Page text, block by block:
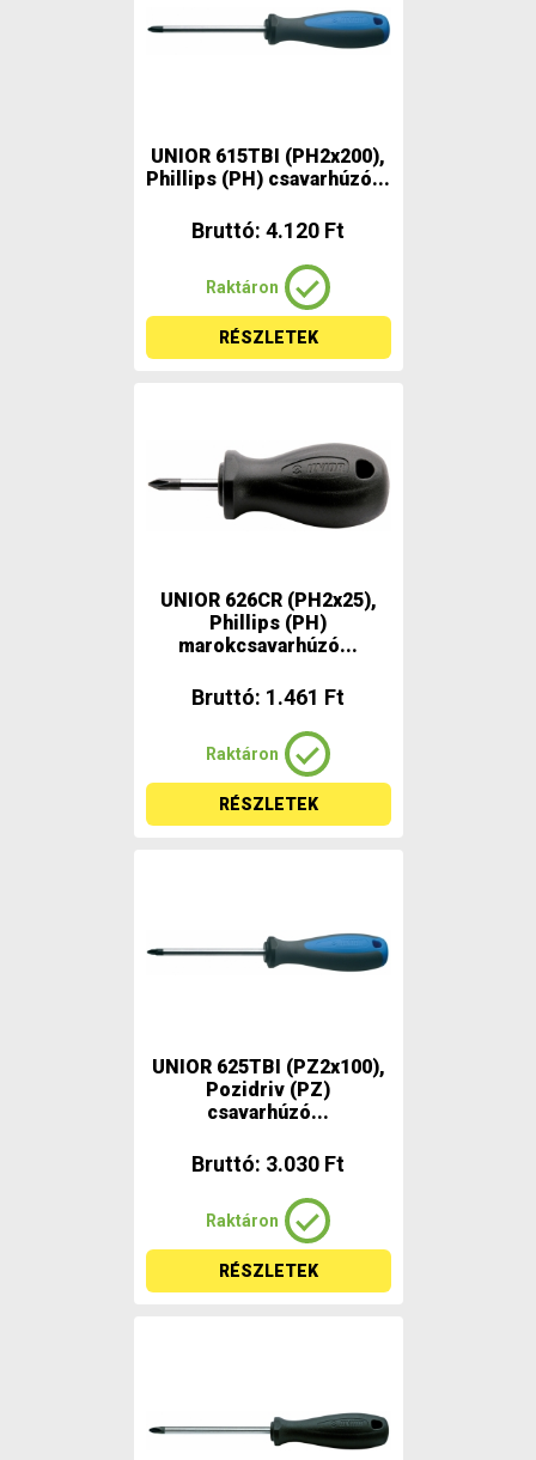
UNIOR 615TBI (PH2x200),
Phillips (PH) csavarhúzó...
Bruttó: 4.120 Ft
Raktáron
RÉSZLETEK
UNIOR 626CR (PH2x25),
Phillips (PH)
marokcsavarhúzó...
Bruttó: 1.461 Ft
Raktáron
RÉSZLETEK
UNIOR 625TBI (PZ2x100),
Pozidriv (PZ)
csavarhúzó...
Bruttó: 3.030 Ft
Raktáron
RÉSZLETEK